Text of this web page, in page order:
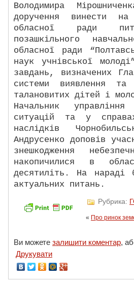
Володимира
доручення винести
обласної ради
позашкільного
обласної ради
наук учнівської
завдань, визначених
системи виявлення та
талановитих дітей і
Начальник
ситуацій та у
наслідків
Андрусенко доповів
знешкодження
накопичилися в
десятиліть. На нараді
актуальних питань.
Рубрика:
« Про ринок
Ви можете залишити коментар,
Друкувати